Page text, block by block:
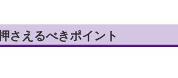
さえるべきポイント